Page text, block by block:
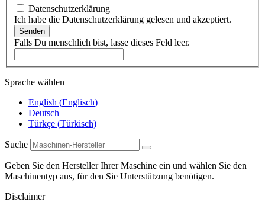
Datenschutzerklärung
Ich habe die Datenschutzerklärung gelesen und akzeptiert.
Senden
Falls Du menschlich bist, lasse dieses Feld leer.
Sprache wählen
English (Englisch)
Deutsch
Türkçe (Türkisch)
Suche
Geben Sie den Hersteller Ihrer Maschine ein und wählen Sie den
Maschinentyp aus, für den Sie Unterstützung benötigen.
Disclaimer